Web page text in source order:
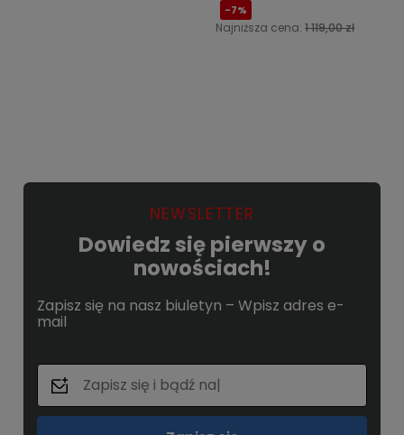
-7%
Najniższa cena: 1 119,00 zł
NEWSLETTER
Dowiedz się pierwszy o
nowościach!
Zapisz się na nasz biuletyn – Wpisz adres e-
mail